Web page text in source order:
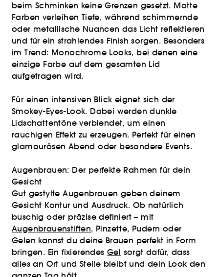
beim Schminken keine Grenzen gesetzt. Matte
Farben verleihen Tiefe, während schimmernde
oder metallische Nuancen das Licht reflektieren
und für ein strahlendes Finish sorgen. Besonders
im Trend: Monochrome Looks, bei denen eine
einzige Farbe auf dem gesamten Lid
aufgetragen wird.
Für einen intensiven Blick eignet sich der
Smokey-Eyes-Look. Dabei werden dunkle
Lidschattentöne verblendet, um einen
rauchigen Effekt zu erzeugen. Perfekt für einen
glamourösen Abend oder besondere Events.
Augenbrauen: Der perfekte Rahmen für dein
Gesicht
Gut gestylteAugenbrauen geben deinem
Gesicht Kontur und Ausdruck. Ob natürlich
buschig oder präzise definiert – mit
Augenbrauenstiften, Pinzette, Pudern oder
Gelen kannst du deine Brauen perfekt in Form
bringen. Ein fixierendes Gel sorgt dafür, dass
alles an Ort und Stelle bleibt und dein Look den